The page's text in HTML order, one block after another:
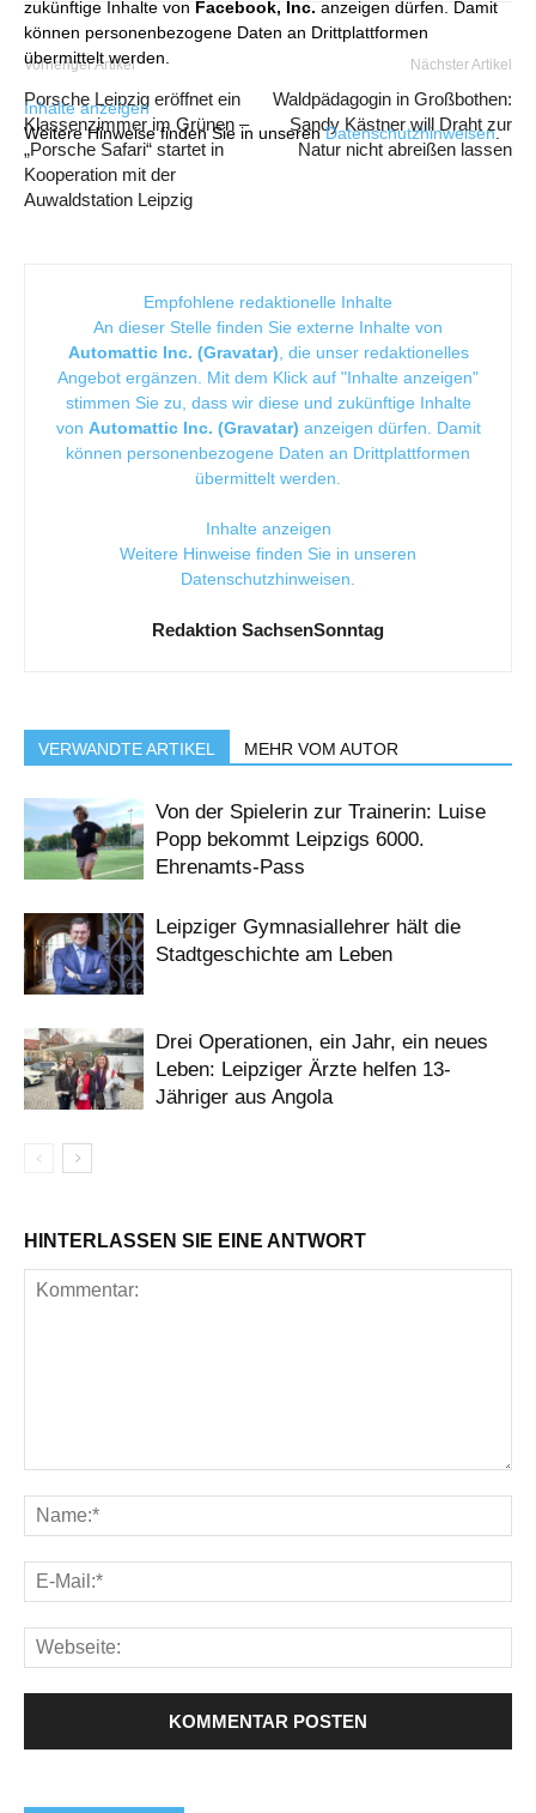
zukünftige Inhalte von Facebook, Inc. anzeigen dürfen. Damit
können personenbezogene Daten an Drittplattformen
übermittelt werden.
Inhalte anzeigen
Weitere Hinweise finden Sie in unserenDatenschutzhinweisen.
Vorheriger Artikel
Porsche Leipzig eröffnet ein
Klassenzimmer im Grünen –
„Porsche Safari“ startet in
Kooperation mit der
Auwaldstation Leipzig
Nächster Artikel
Waldpädagogin in Großbothen:
Sandy Kästner will Draht zur
Natur nicht abreißen lassen
Empfohlene redaktionelle Inhalte
An dieser Stelle finden Sie externe Inhalte von
Automattic Inc. (Gravatar) , die unser redaktionelles
Angebot ergänzen. Mit dem Klick auf "Inhalte anzeigen"
stimmen Sie zu, dass wir diese und zukünftige Inhalte
von Automattic Inc. (Gravatar) anzeigen dürfen. Damit
können personenbezogene Daten an Drittplattformen
übermittelt werden.
Inhalte anzeigen
Weitere Hinweise finden Sie in unseren
Datenschutzhinweisen
Redaktion SachsenSonntag
VERWANDTE ARTIKEL MEHR VOM AUTOR
Von der Spielerin zur Trainerin: Luise
Popp bekommt Leipzigs 6000.
Ehrenamts-Pass
Leipziger Gymnasiallehrer hält die
Stadtgeschichte am Leben
Drei Operationen, ein Jahr, ein neues
Leben: Leipziger Ärzte helfen 13-
Jähriger aus Angola
HINTERLASSEN SIE EINE ANTWORT